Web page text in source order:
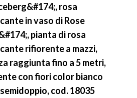
rosa
in vaso di Rose
pianta di rosa
rifiorente a mazzi,
raggiunta fino a 5 metri,
con fiori color bianco
cod. 18035